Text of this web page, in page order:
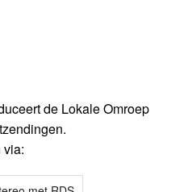
de Lokale Omroep
via: